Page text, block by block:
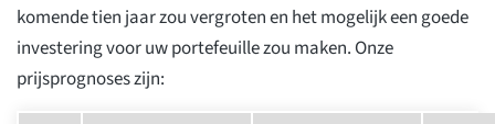
komende tien jaar zou vergroten en het mogelijk een goede
investering voor uw portefeuille zou maken. Onze
prijsprognoses zijn: